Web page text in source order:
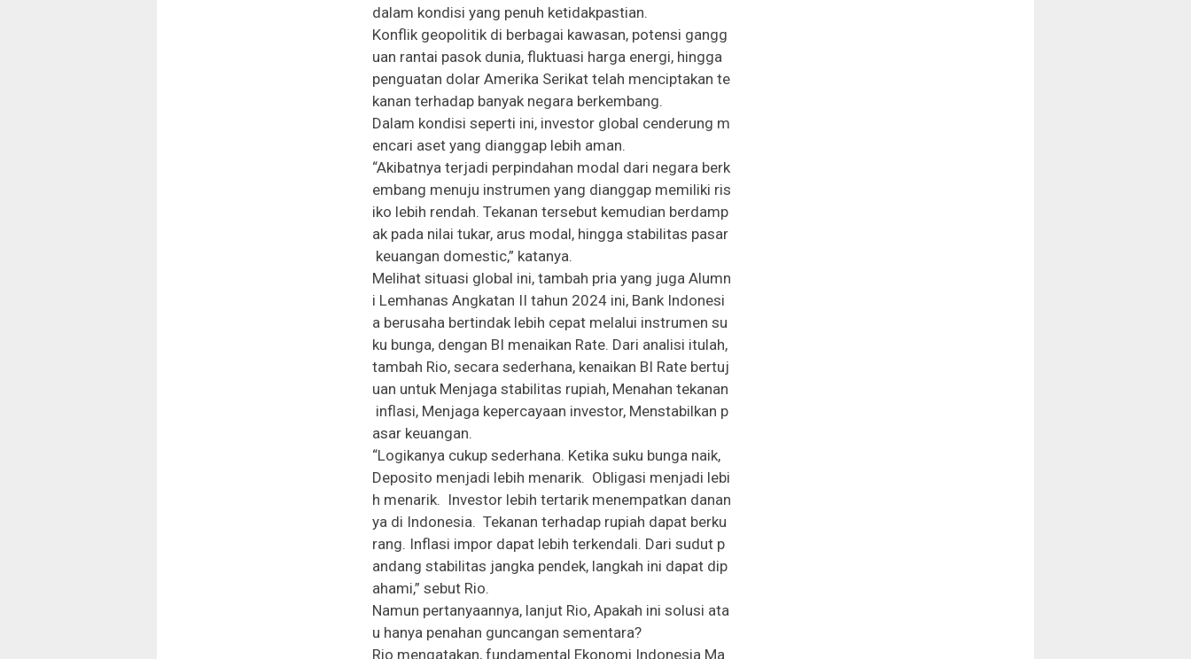
dalam kondisi yang penuh ketidakpastian.
Konflik geopolitik di berbagai kawasan, potensi gangg
uan rantai pasok dunia, fluktuasi harga energi, hingga
penguatan dolar Amerika Serikat telah menciptakan te
kanan terhadap banyak negara berkembang.
Dalam kondisi seperti ini, investor global cenderung m
encari aset yang dianggap lebih aman.
“Akibatnya terjadi perpindahan modal dari negara berk
embang menuju instrumen yang dianggap memiliki ris
iko lebih rendah. Tekanan tersebut kemudian berdamp
ak pada nilai tukar, arus modal, hingga stabilitas pasar
keuangan domestic,” katanya.
Melihat situasi global ini, tambah pria yang juga Alumn
i Lemhanas Angkatan II tahun 2024 ini, Bank Indonesi
a berusaha bertindak lebih cepat melalui instrumen su
ku bunga, dengan BI menaikan Rate. Dari analisi itulah,
tambah Rio, secara sederhana, kenaikan BI Rate bertuj
uan untuk Menjaga stabilitas rupiah, Menahan tekanan
inflasi, Menjaga kepercayaan investor, Menstabilkan p
asar keuangan.
“Logikanya cukup sederhana. Ketika suku bunga naik,
Deposito menjadi lebih menarik. Obligasi menjadi lebi
h menarik. Investor lebih tertarik menempatkan danan
ya di Indonesia. Tekanan terhadap rupiah dapat berku
rang. Inflasi impor dapat lebih terkendali. Dari sudut p
andang stabilitas jangka pendek, langkah ini dapat dip
ahami,” sebut Rio.
Namun pertanyaannya, lanjut Rio, Apakah ini solusi ata
u hanya penahan guncangan sementara?
Rio mengatakan, fundamental Ekonomi Indonesia Ma